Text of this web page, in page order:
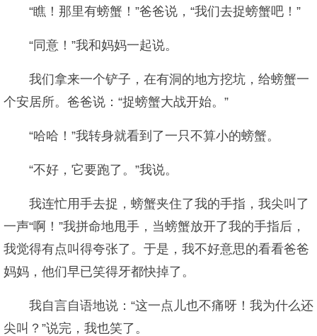
“瞧！那里有螃蟹！”爸爸说，“我们去捉螃蟹吧！”
“同意！”我和妈妈一起说。
我们拿来一个铲子，在有洞的地方挖坑，给螃蟹一
个安居所。爸爸说：“捉螃蟹大战开始。”
“哈哈！”我转身就看到了一只不算小的螃蟹。
“不好，它要跑了。”我说。
我连忙用手去捉，螃蟹夹住了我的手指，我尖叫了
一声“啊！”我拼命地甩手，当螃蟹放开了我的手指后，
我觉得有点叫得夸张了。于是，我不好意思的看看爸爸
妈妈，他们早已笑得牙都快掉了。
我自言自语地说：“这一点儿也不痛呀！我为什么还
尖叫？”说完，我也笑了。